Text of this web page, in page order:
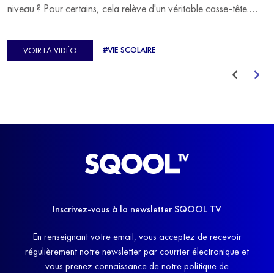
niveau ? Pour certains, cela relève d'un véritable casse-tête.
d'Europe de Horse-ball, qui a failli abandonner ses études
avant de trouver un nouvel équilibre.
VOIR LA VIDÉO #VIE SCOLAIRE
Inscrivez-vous à la newsletter SQOOL TV
En renseignant votre email, vous acceptez de recevoir
régulièrement notre newsletter par courrier électronique et
vous prenez connaissance de notre politique de